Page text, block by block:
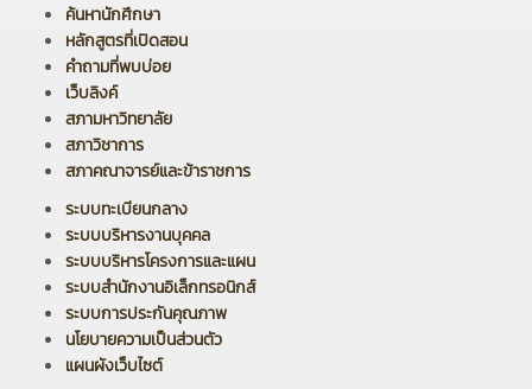
ค้นหานักศึกษา
หลักสูตรที่เปิดสอน
คำถามที่พบบ่อย
เว็บลิงค์
สภามหาวิทยาลัย
สภาวิชาการ
สภาคณาจารย์และข้าราชการ
ระบบทะเบียนกลาง
ระบบบริหารงานบุคคล
ระบบบริหารโครงการและแผน
ระบบสำนักงานอิเล็กทรอนิกส์
ระบบการประกันคุณภาพ
นโยบายความเป็นส่วนตัว
แผนผังเว็บไซต์